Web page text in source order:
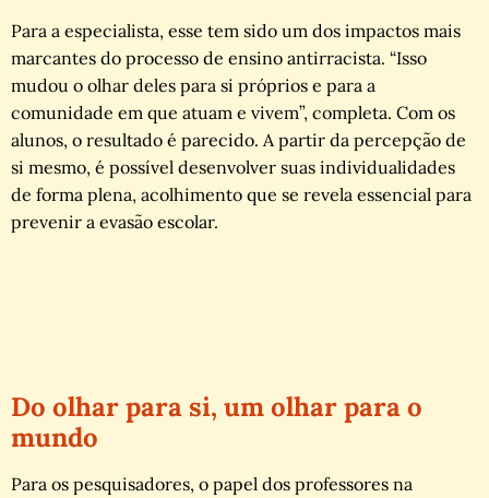
Para a especialista, esse tem sido um dos impactos mais
marcantes do processo de ensino antirracista. “Isso
mudou o olhar deles para si próprios e para a
comunidade em que atuam e vivem”, completa. Com os
alunos, o resultado é parecido. A partir da percepção de
si mesmo, é possível desenvolver suas individualidades
de forma plena, acolhimento que se revela essencial para
prevenir a evasão escolar.
Do olhar para si, um olhar para o
mundo
Para os pesquisadores, o papel dos professores na